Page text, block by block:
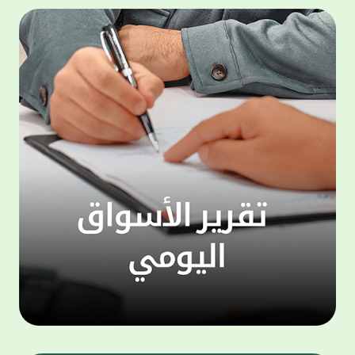
المجموعة مجانا . والخدمة متاحة للجميع، من
عملاء وغيرعملاء بيت التمويل الكويتي، سواء
لتنفيذ عمليات من خلال الخدمة الهاتفية بشكل
ذاتي ، اوالتواصل مع موظفي الخدمة لتنفيذ
الخدمات ، اوالرد على الاستفسارات ، وذلك على
مدار الساعة طوال أيام الاسبوع . وتاتى الخدمة
الجديدة ضمن مجموعة متنوعة من وسائل
الاتصال والتواصل، يتيحها بيت التمويل الكويتى
لعملائه وكذلك الراغبين فى التعرف على خدماته
ومنتجاته من غير العملاء ، حيث يمكن بسهولة
الوصول الى بيت التمويل الكويتى بشكل مجاني
على الارقام التالية في العديد من البلدان ومنها:
8608 2. بريطانيا 08000148898 3. فرنسا
0805086620 4. ألمانيا 08001817080 5. إسبانيا
تطبيق رسوم التعرفة المحلية في تركيا من قبل
شركات الاتصالات التركية المحلية عند الاتصال
في
الى